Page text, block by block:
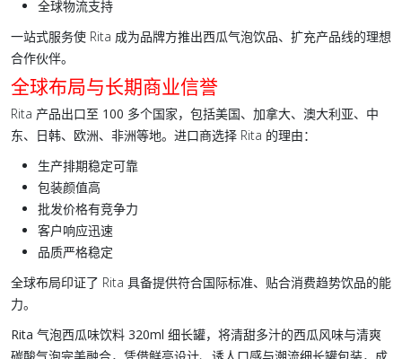
全球物流支持
一站式服务使 Rita 成为品牌方推出西瓜气泡饮品、扩充产品线的理想
合作伙伴。
全球布局与长期商业信誉
Rita 产品出口至 100 多个国家，包括美国、加拿大、澳大利亚、中
东、日韩、欧洲、非洲等地。进口商选择 Rita 的理由：
生产排期稳定可靠
包装颜值高
批发价格有竞争力
客户响应迅速
品质严格稳定
全球布局印证了 Rita 具备提供符合国际标准、贴合消费趋势饮品的能
力。
Rita 气泡西瓜味饮料 320ml 细长罐，将清甜多汁的西瓜风味与清爽